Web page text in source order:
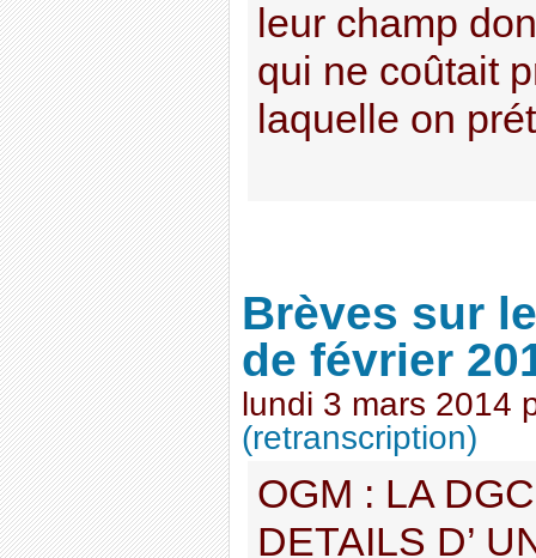
leur champ
qui ne coûtait
laquelle on
Brèves sur
de février
lundi 3 mars 2014
(retranscription)
OGM : LA
DETAILS D’